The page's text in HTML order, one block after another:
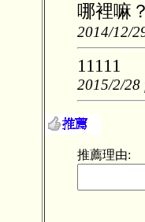
哪裡嘛
2014/12/
11111
2015/2/28
推薦理由: